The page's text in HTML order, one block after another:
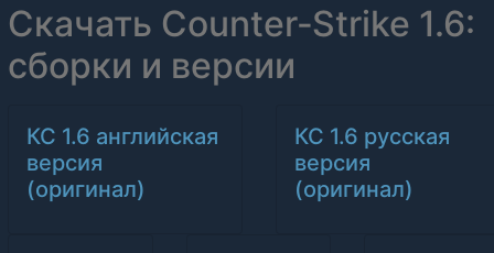
Скачать Counter‑Strike 1.6:
сборки и версии
КС 1.6 английская
версия
(оригинал)
КС 1.6 русская
версия
(оригинал)